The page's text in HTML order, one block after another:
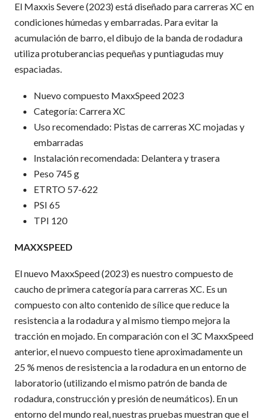
El Maxxis Severe (2023) está diseñado para carreras XC en
condiciones húmedas y embarradas. Para evitar la
acumulación de barro, el dibujo de la banda de rodadura
utiliza protuberancias pequeñas y puntiagudas muy
espaciadas.
Nuevo compuesto MaxxSpeed 2023
Categoría: Carrera XC
Uso recomendado: Pistas de carreras XC mojadas y
embarradas
Instalación recomendada: Delantera y trasera
Peso 745 g
ETRTO 57-622
PSI 65
TPI 120
MAXXSPEED
El nuevo MaxxSpeed (2023) es nuestro compuesto de
caucho de primera categoría para carreras XC. Es un
compuesto con alto contenido de sílice que reduce la
resistencia a la rodadura y al mismo tiempo mejora la
tracción en mojado. En comparación con el 3C MaxxSpeed
anterior, el nuevo compuesto tiene aproximadamente un
25 % menos de resistencia a la rodadura en un entorno de
laboratorio (utilizando el mismo patrón de banda de
rodadura, construcción y presión de neumáticos). En un
entorno del mundo real, nuestras pruebas muestran que el